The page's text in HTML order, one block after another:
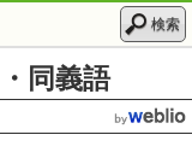
検索
同義語